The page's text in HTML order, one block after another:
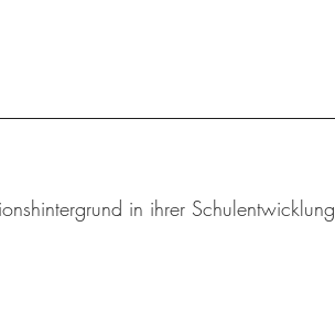
in ihrer Schulentwicklung